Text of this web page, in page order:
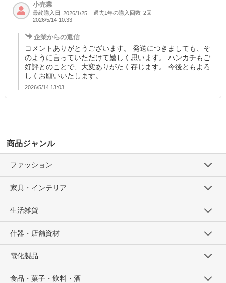
小売業
最終購入日 2026/1/25 過去1年の購入回数 2回
2026/5/14 10:33
企業からの返信
コメントありがとうございます。 発送につきましても、そ
のように言っていただけて嬉しく思います。 ハンカチもご
好評とのことで、大変ありがたく存じます。 今後ともよろ
しくお願いいたします。
2026/5/14 13:03
商品ジャンル
ファッション
家具・インテリア
生活雑貨
什器・店舗資材
電化製品
食品・菓子・飲料・酒